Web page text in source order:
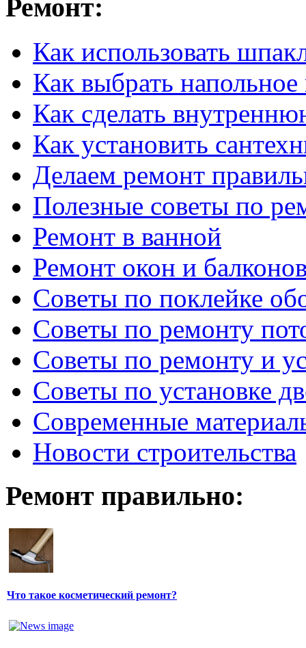
Ремонт:
Как использовать
Как выбрать
Как сделать
Как установить
Делаем ремонт
Полезные советы по
Ремонт в ванной
Ремонт окон и
Советы по поклейке
Советы по ремонту
Советы по ремонту и
Советы по установке
Современные
Новости строительства
Ремонт правильно:
Что такое косметический ремонт?